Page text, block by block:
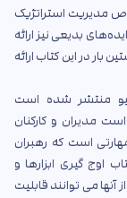
مدیریت استراتژیک
بدیعی نیز ارائه
بار در این کتاب ارائه
منتشر شده است
مدیران و کارکنان
است که رهبران
اوج گیری ابزارها و
آنها می توانند قابلیت